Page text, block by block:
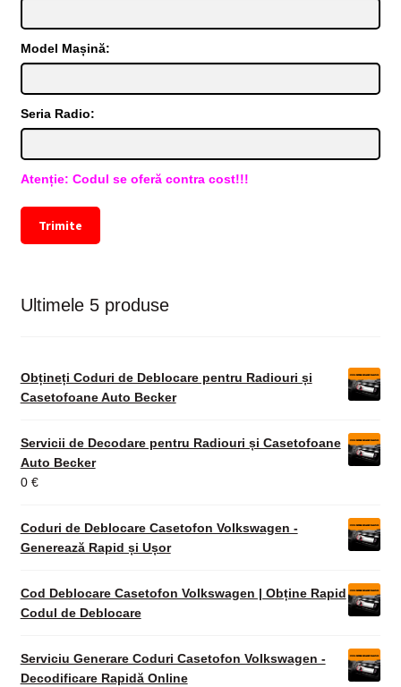
Model Mașină:
Seria Radio:
Atenție: Codul se oferă contra cost!!!
Trimite
Ultimele 5 produse
Obțineți Coduri de Deblocare pentru Radiouri și
Casetofoane Auto Becker
Servicii de Decodare pentru Radiouri și Casetofoane
Auto Becker
0 €
Coduri de Deblocare Casetofon Volkswagen -
Generează Rapid și Ușor
Cod Deblocare Casetofon Volkswagen | Obține Rapid
Codul de Deblocare
Serviciu Generare Coduri Casetofon Volkswagen -
Decodificare Rapidă Online